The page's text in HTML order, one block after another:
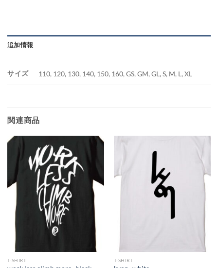
追加情報
サイズ 110, 120, 130, 140, 150, 160, GS, GM, GL, S, M, L, XL
関連商品
T-SHIRT T-SHIRT